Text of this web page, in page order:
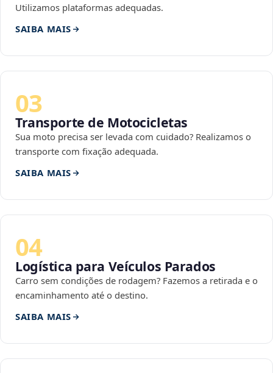
Utilizamos plataformas adequadas.
SAIBA MAIS
03
Transporte de Motocicletas
Sua moto precisa ser levada com cuidado? Realizamos o
transporte com fixação adequada.
SAIBA MAIS
04
Logística para Veículos Parados
Carro sem condições de rodagem? Fazemos a retirada e o
encaminhamento até o destino.
SAIBA MAIS